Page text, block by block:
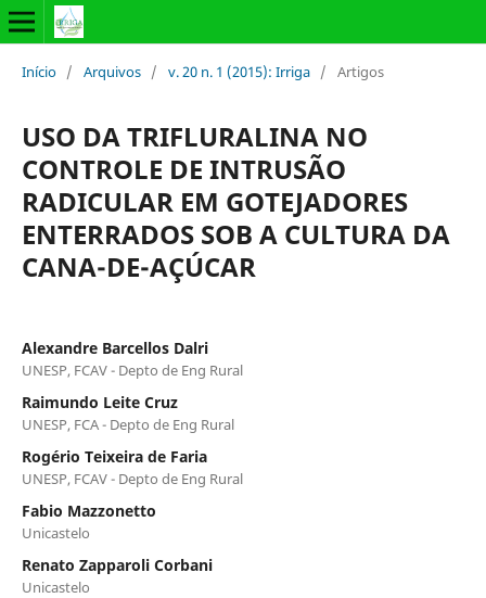
Início / Arquivos / v. 20 n. 1 (2015): Irriga / Artigos
USO DA TRIFLURALINA NO
CONTROLE DE INTRUSÃO
RADICULAR EM GOTEJADORES
ENTERRADOS SOB A CULTURA DA
CANA-DE-AÇÚCAR
Alexandre Barcellos Dalri
UNESP, FCAV - Depto de Eng Rural
Raimundo Leite Cruz
UNESP, FCA - Depto de Eng Rural
Rogério Teixeira de Faria
UNESP, FCAV - Depto de Eng Rural
Fabio Mazzonetto
Unicastelo
Renato Zapparoli Corbani
Unicastelo